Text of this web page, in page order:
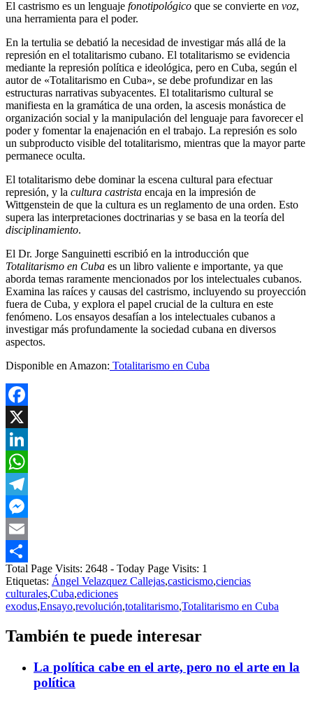
El castrismo es un lenguaje fonotipológico que se convierte en voz,
una herramienta para el poder.
En la tertulia se debatió la necesidad de investigar más allá de la
represión en el totalitarismo cubano. El totalitarismo se evidencia
mediante la represión política e ideológica, pero en Cuba, según el
autor de «Totalitarismo en Cuba», se debe profundizar en las
estructuras narrativas subyacentes. El totalitarismo cultural se
manifiesta en la gramática de una orden, la ascesis monástica de
organización social y la manipulación del lenguaje para favorecer el
poder y fomentar la enajenación en el trabajo. La represión es solo
un subproducto visible del totalitarismo, mientras que la mayor parte
permanece oculta.
El totalitarismo debe dominar la escena cultural para efectuar
represión, y la cultura castrista encaja en la impresión de
Wittgenstein de que la cultura es un reglamento de una orden. Esto
supera las interpretaciones doctrinarias y se basa en la teoría del
disciplinamiento.
El Dr. Jorge Sanguinetti escribió en la introducción que
Totalitarismo en Cuba es un libro valiente e importante, ya que
aborda temas raramente mencionados por los intelectuales cubanos.
Examina las raíces y causas del castrismo, incluyendo su proyección
fuera de Cuba, y explora el papel crucial de la cultura en este
fenómeno. Los ensayos desafían a los intelectuales cubanos a
investigar más profundamente la sociedad cubana en diversos
aspectos.
Disponible en Amazon: Totalitarismo en Cuba
Facebook
X
LinkedIn
WhatsApp
Telegram
Messenger
Email
Compartir
Total Page Visits: 2648 - Today Page Visits: 1
Etiquetas: Ángel Velazquez Callejas,casticismo,ciencias
culturales,Cuba,ediciones
exodus,Ensayo,revolución,totalitarismo,Totalitarismo en Cuba
También te puede interesar
La política cabe en el arte, pero no el arte en la
política